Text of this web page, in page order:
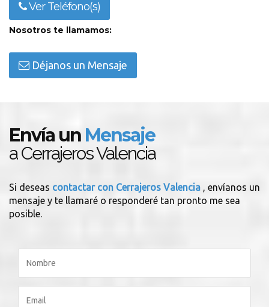
Ver Teléfono(s)
Nosotros te llamamos:
Déjanos un Mensaje
Envía un Mensaje
a Cerrajeros Valencia
Si deseas contactar con Cerrajeros Valencia , envíanos un
mensaje y te llamaré o responderé tan pronto me sea
posible.